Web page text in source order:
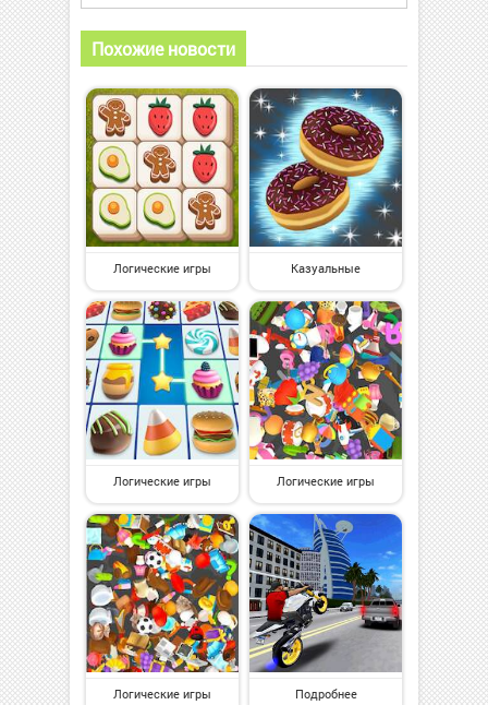
Похожие новости
Логические игры Казуальные
Логические игры Логические игры
Логические игры Подробнее